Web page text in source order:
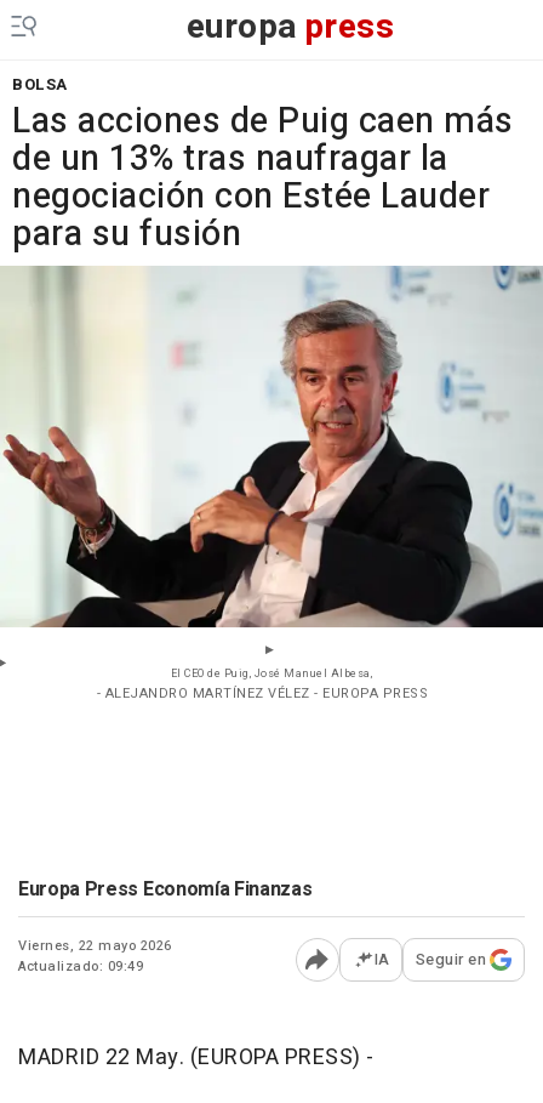
europa press
BOLSA
Las acciones de Puig caen más
de un 13% tras naufragar la
negociación con Estée Lauder
para su fusión
El CEO de Puig, José Manuel Albesa,
- ALEJANDRO MARTÍNEZ VÉLEZ - EUROPA PRESS
Europa Press Economía Finanzas
Viernes, 22 mayo 2026
Actualizado: 09:49
Abrir opciones para
IA Seguir en
MADRID 22 May. (EUROPA PRESS) -